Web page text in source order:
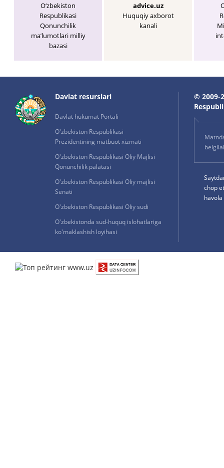
O‘zbekiston
Respublikasi
Qonunchilik
maʼlumotlari milliy
bazasi
advice.uz
Huquqiy axborot
kanali
Davlat resurslari
Davlat hukumat Portali
O'zbekiston Respublikasi
Prezidentining matbuot xizmati
O'zbekiston Respublikasi Oliy Majlisi
Qonunchilik palatasi
O'zbekiston Respublikasi Oliy majlisi
Senati
O'zbekiston Respublikasi Oliy sudi
O'zbekistonda sud-huquq islohatlariga
ko'maklashish loyihasi
© 2009-
chop